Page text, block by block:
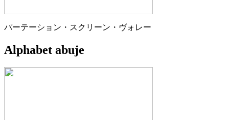
パーテーション・スクリーン・ヴォレー
Alphabet abuje